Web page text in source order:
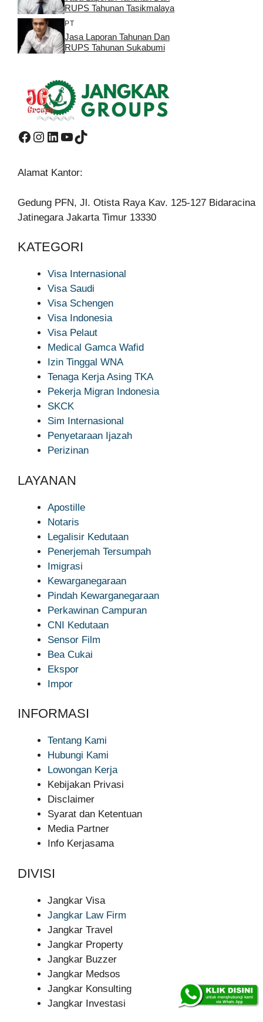
RUPS Tahunan Tasikmalaya
PT
Jasa Laporan Tahunan Dan
RUPS Tahunan Sukabumi
Facebook
Instagram
LinkedIn
YouTube
TikTok
Alamat Kantor:
Gedung PFN, Jl. Otista Raya Kav. 125-127 Bidaracina
Jatinegara Jakarta Timur 13330
KATEGORI
Visa Internasional
Visa Saudi
Visa Schengen
Visa Indonesia
Visa Pelaut
Medical Gamca Wafid
Izin Tinggal WNA
Tenaga Kerja Asing TKA
Pekerja Migran Indonesia
SKCK
Sim Internasional
Penyetaraan Ijazah
Perizinan
LAYANAN
Apostille
Notaris
Legalisir Kedutaan
Penerjemah Tersumpah
Imigrasi
Kewarganegaraan
Pindah Kewarganegaraan
Perkawinan Campuran
CNI Kedutaan
Sensor Film
Bea Cukai
Ekspor
Impor
INFORMASI
Tentang Kami
Hubungi Kami
Lowongan Kerja
Kebijakan Privasi
Disclaimer
Syarat dan Ketentuan
Media Partner
Info Kerjasama
DIVISI
Jangkar Visa
Jangkar Law Firm
Jangkar Travel
Jangkar Property
Jangkar Buzzer
Jangkar Medsos
Jangkar Konsulting
Jangkar Investasi